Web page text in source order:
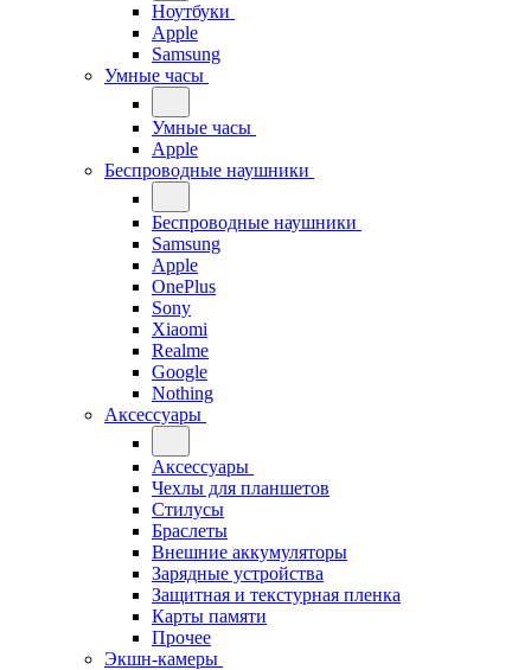
Ноутбуки
Apple
Samsung
Умные часы
Умные часы
Apple
Беспроводные наушники
Беспроводные наушники
Samsung
Apple
OnePlus
Sony
Xiaomi
Realme
Google
Nothing
Аксессуары
Аксессуары
Чехлы для планшетов
Стилусы
Браслеты
Внешние аккумуляторы
Зарядные устройства
Защитная и текстурная пленка
Карты памяти
Прочее
Экшн-камеры